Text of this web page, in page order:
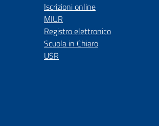
Iscrizioni online
MIUR
Registro elettronico
Scuola in Chiaro
USR